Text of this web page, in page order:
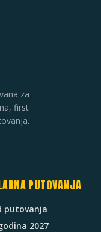
za
first
PUTOVANJA
putovanja
2027